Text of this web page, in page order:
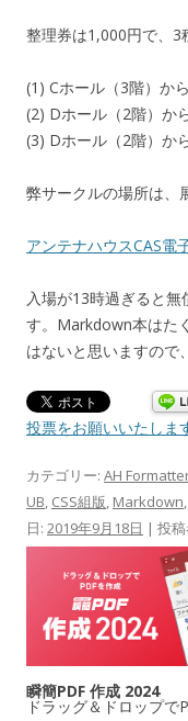
整理券は1,000円で、3
(1) Cホール（3階）か
(2) Dホール（2階）か
(3) Dホール（2階）か
弊サークルの場所は、
アンテナハウスCAS電
入場が13時過ぎると
す。Markdown本はた
はないと思いますので
投票をお願いいたしま
カテゴリー: AH
UB, CSS組版, Markdown,
日: 2019年9月18日 | 投
瞬簡PDF 作成 2024
ドラッグ＆ドロップで